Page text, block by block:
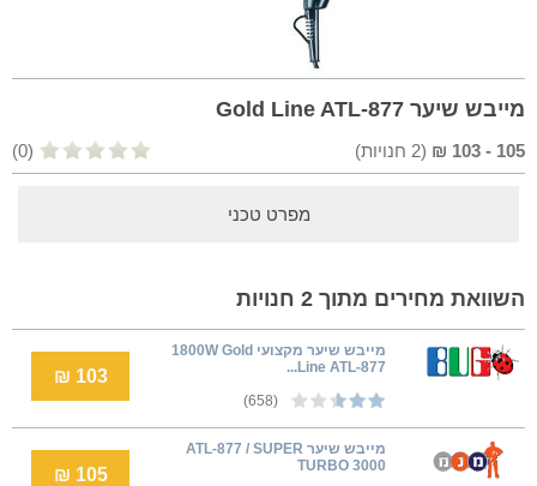
מייבש שיער Gold Line ATL-877
105
-
103
₪
(
2 חנויות) (0)
מפרט טכני
השוואת מחירים מתוך 2 חנויות
מייבש שיער מקצועי 1800W Gold
Line ATL-877...
(658)
103 ₪
מייבש שיער ATL-877 / SUPER
TURBO 3000
105 ₪